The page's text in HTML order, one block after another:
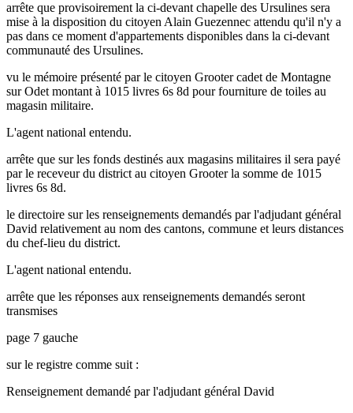
arrête que provisoirement la ci-devant chapelle des Ursulines sera
mise à la disposition du citoyen Alain Guezennec attendu qu'il n'y a
pas dans ce moment d'appartements disponibles dans la ci-devant
communauté des Ursulines.
vu le mémoire présenté par le citoyen Grooter cadet de Montagne
sur Odet montant à 1015 livres 6s 8d pour fourniture de toiles au
magasin militaire.
L'agent national entendu.
arrête que sur les fonds destinés aux magasins militaires il sera payé
par le receveur du district au citoyen Grooter la somme de 1015
livres 6s 8d.
le directoire sur les renseignements demandés par l'adjudant général
David relativement au nom des cantons, commune et leurs distances
du chef-lieu du district.
L'agent national entendu.
arrête que les réponses aux renseignements demandés seront
transmises
page 7 gauche
sur le registre comme suit :
Renseignement demandé par l'adjudant général David